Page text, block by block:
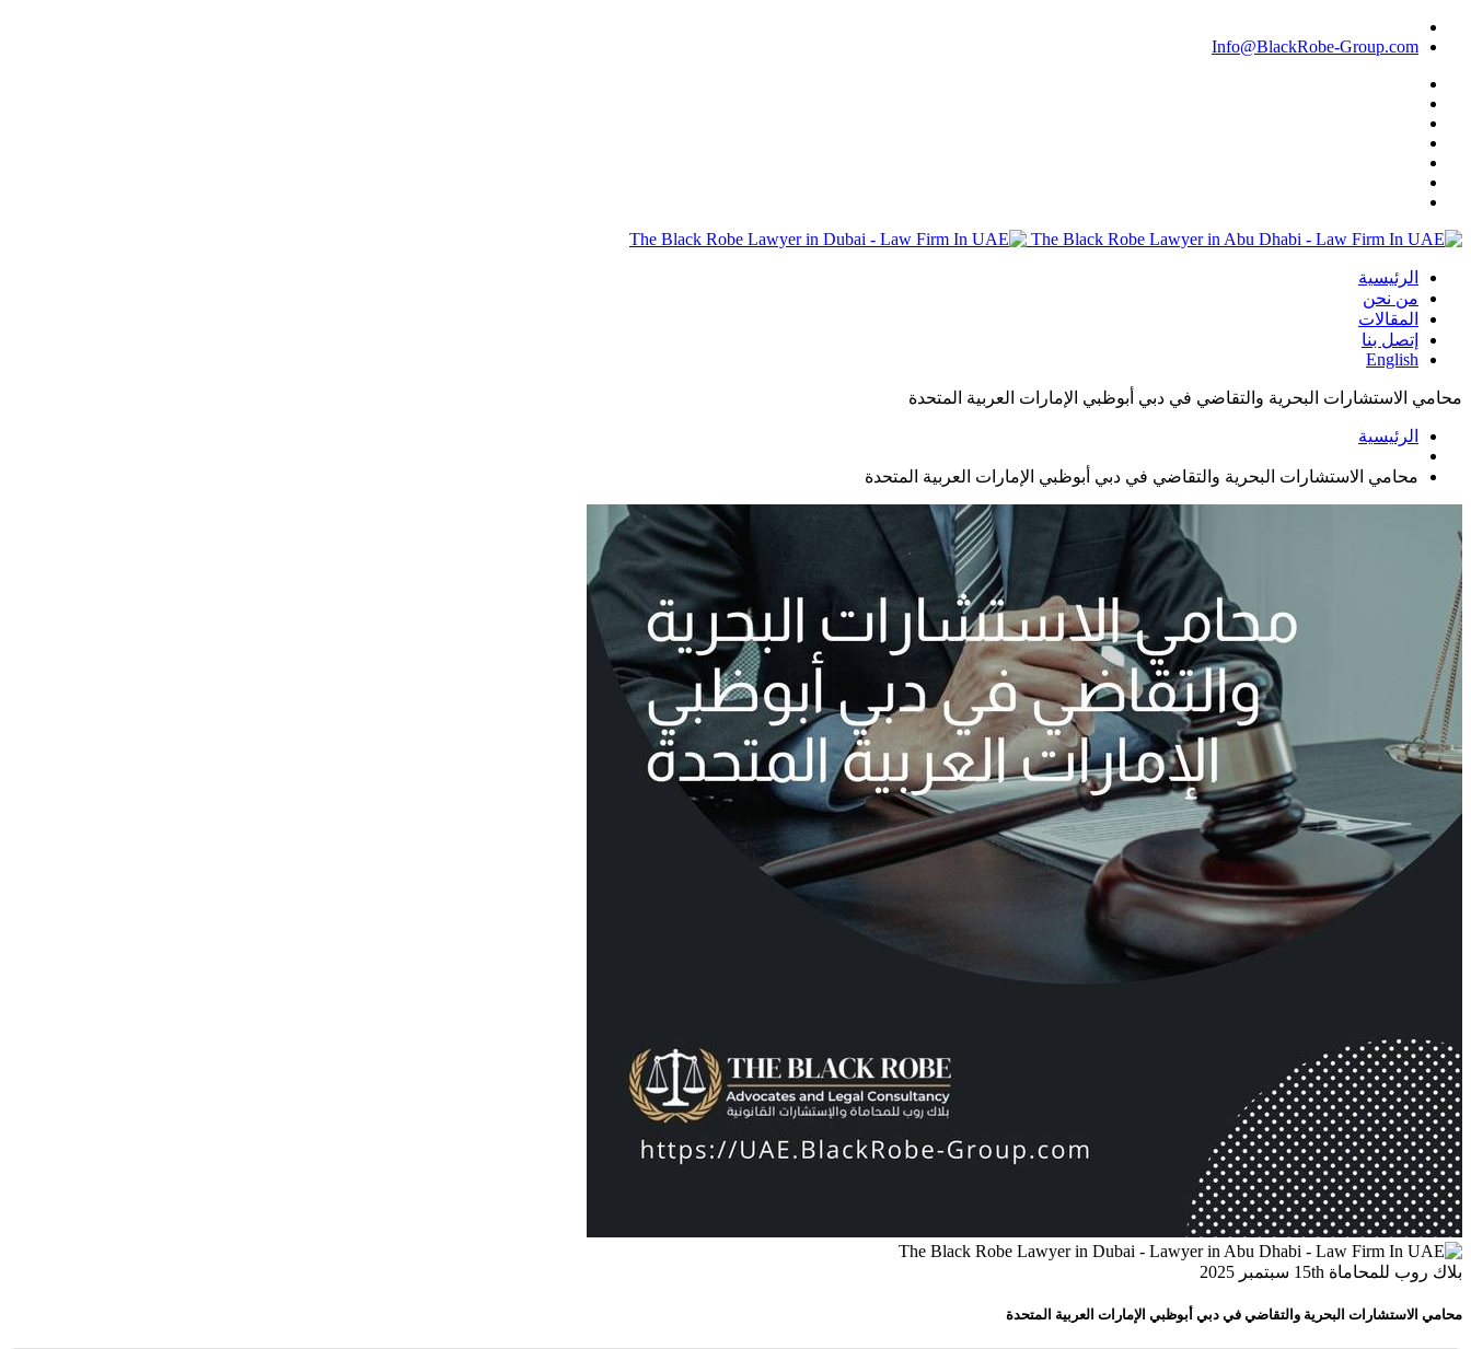
Info@BlackRobe-Group.com
الرئيسية
من نحن
المقالات
إتصل بنا
English
محامي الاستشارات البحرية والتقاضي في دبي أبوظبي الإمارات العربية المتحدة
الرئيسية
محامي الاستشارات البحرية والتقاضي في دبي أبوظبي الإمارات العربية المتحدة
بلاك روب للمحاماة 15th سبتمبر 2025
محامي الاستشارات البحرية والتقاضي في دبي أبوظبي الإمارات العربية المتحدة